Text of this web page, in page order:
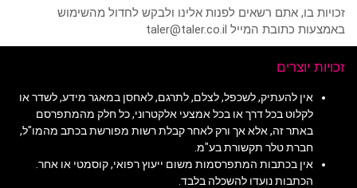
זכויות בו, אתם רשאים לפנות אלינו ולבקש לחדול מהשימוש
באמצעות כתובת המייל taler@taler.co.il
זכויות יוצרים
אין להעתיק, לשכפל, לצלם, לתרגם, לאחסן במאגר מידע, לשדר או
לקלוט בכל דרך או בכל אמצעי אלקטרוני, כל חלק מהמתפרסם
באתר זה, אלא אך ורק לאחר קבלת רשות מפורשת בכתב מהמו"ל,
חברת טלר תקשורת בע"מ.
אין בכתבות המתפרסמות משום ייעוץ רפואי, קוסמטי או אחר.
הכתבות נועדו להשכלה בלבד.